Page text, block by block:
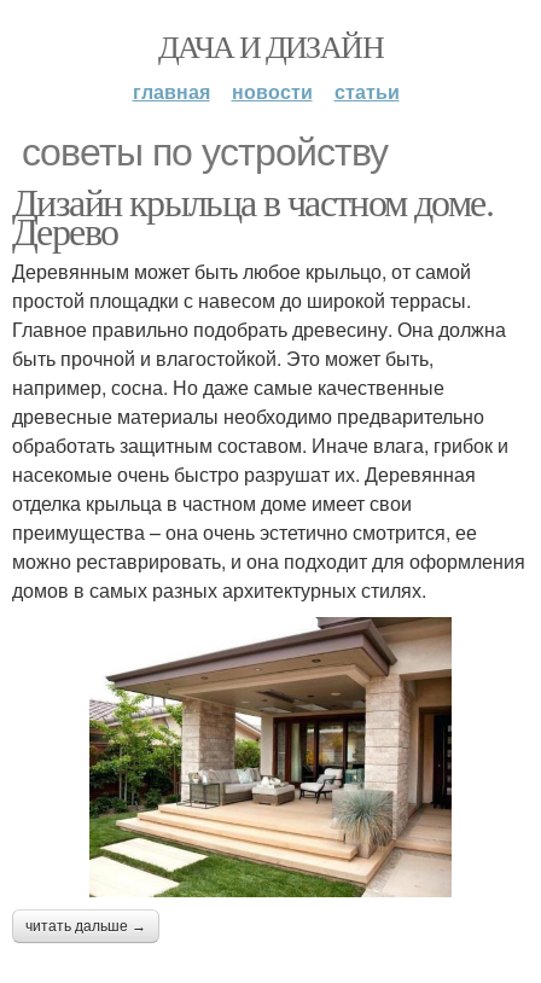
ДАЧА И ДИЗАЙН
главная новости статьи
советы по устройству
Дизайн крыльца в частном доме.
Дерево
Деревянным может быть любое крыльцо, от самой
простой площадки с навесом до широкой террасы.
Главное правильно подобрать древесину. Она должна
быть прочной и влагостойкой. Это может быть,
например, сосна. Но даже самые качественные
древесные материалы необходимо предварительно
обработать защитным составом. Иначе влага, грибок и
насекомые очень быстро разрушат их. Деревянная
отделка крыльца в частном доме имеет свои
преимущества – она очень эстетично смотрится, ее
можно реставрировать, и она подходит для оформления
домов в самых разных архитектурных стилях.
читать дальше →